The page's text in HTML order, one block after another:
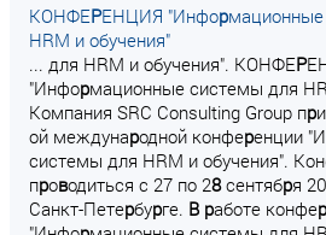
КОНФЕРЕНЦИЯ "Инфор
HRM и обучения"
... для HRM и обучения". КОНФЕР
"Информационные системы для
Компания SRC Consulting Group пр
ой международной конференции
системы для HRM и обучения".
проводиться с 27 по 28сентября
Санкт-Петербурге. В работе конфер